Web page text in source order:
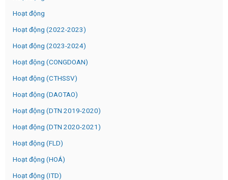
Hoạt động
Hoạt động (2022-2023)
Hoạt động (2023-2024)
Hoạt động (CONGDOAN)
Hoạt động (CTHSSV)
Hoạt động (DAOTAO)
Hoạt động (DTN 2019-2020)
Hoạt động (DTN 2020-2021)
Hoạt động (FLD)
Hoạt động (HOÁ)
Hoạt động (ITD)